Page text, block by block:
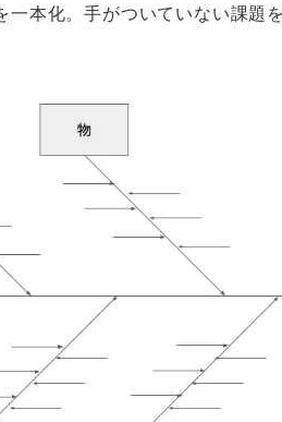
本化。手がついていない課題